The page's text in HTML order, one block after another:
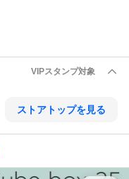
VIPスタンプ対象
ストアトップを見る